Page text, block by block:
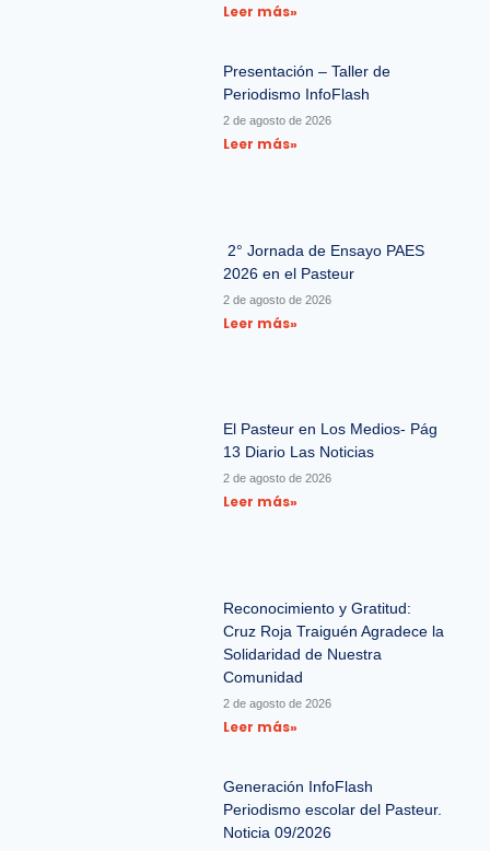
Leer más»
Presentación – Taller de
Periodismo InfoFlash
2 de agosto de 2026
Leer más»
2° Jornada de Ensayo PAES
2026 en el Pasteur
2 de agosto de 2026
Leer más»
El Pasteur en Los Medios- Pág
13 Diario Las Noticias
2 de agosto de 2026
Leer más»
Reconocimiento y Gratitud:
Cruz Roja Traiguén Agradece la
Solidaridad de Nuestra
Comunidad
2 de agosto de 2026
Leer más»
Generación InfoFlash
Periodismo escolar del Pasteur.
Noticia 09/2026